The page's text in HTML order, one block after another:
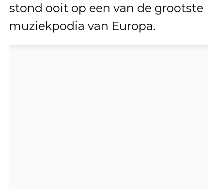
stond ooit op een van de grootste
muziekpodia van Europa.